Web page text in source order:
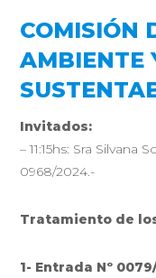
COMISIÓN
AMBIENTE
Invitados:
– 11:15hs: Sra
0968/2024.-
Tratamiento de
1- Entrada Nº